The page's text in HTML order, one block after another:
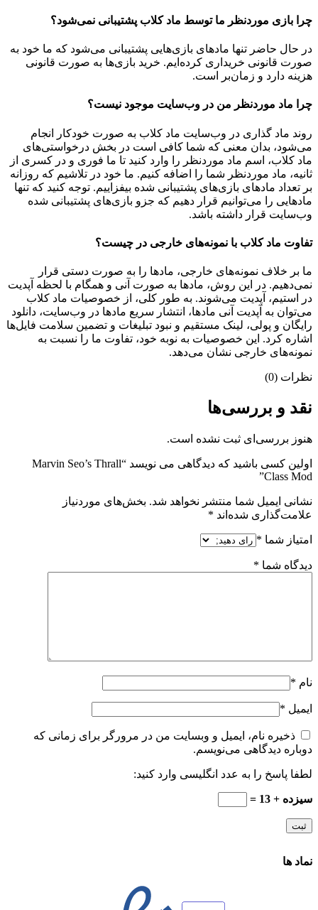
چرا بازی موردنظر ما توسط ماد کلاب پشتیبانی نمی‌شود؟
در حال حاضر تنها مادهای بازی‌هایی پشتیبانی می‌شود که ما خود به
صورت قانونی خریداری کرده‌ایم. خرید بازی‌ها به صورت قانونی
هزینه دارد و زمان‌بر است.
چرا ماد موردنظر من در وب‌سایت موجود نیست؟
روند ماد گذاری در وب‌سایت ماد کلاب به صورت خودکار انجام
می‌شود، بدان معنی که شما کافی است در بخش درخواستی‌های
ماد کلاب، اسم ماد موردنظر را وارد کنید تا ما فوری و در کسری از
ثانیه، ماد موردنظر شما را اضافه کنیم. ما خود در تلاشیم که روزانه
بر تعداد مادهای بازی‌های پشتیبانی شده بیفزاییم. توجه کنید که تنها
مادهایی را می‌توانیم قرار دهیم که جزو بازی‌های پشتیبانی شده
وب‌سایت قرار داشته باشد.
تفاوت ماد کلاب با نمونه‌های خارجی در چیست؟
ما بر خلاف نمونه‌های خارجی، مادها را به صورت دستی قرار
نمی‌دهیم. در این روش، مادها به صورت آنی و همگام با لحظه آپدیت
در استیم، آپدیت می‌شوند. به طور کلی، از خصوصیات ماد کلاب
می‌‌توان به آپدیت آنی مادها، انتشار سریع مادها در وب‌سایت، دانلود
رایگان و پولی، لینک مستقیم و نبود تبلیغات و تضمین سلامت فایل‌ها
اشاره کرد. این خصوصیات به نوبه خود، تفاوت ما را نسبت به
نمونه‌های خارجی نشان می‌دهد.
نظرات (0)
نقد و بررسی‌ها
هنوز بررسی‌ای ثبت نشده است.
اولین کسی باشید که دیدگاهی می نویسد “Marvin Seo’s Thrall
Class Mod”
نشانی ایمیل شما منتشر نخواهد شد. بخش‌های موردنیاز
علامت‌گذاری شده‌اند *
امتیاز شما *
دیدگاه شما *
نام *
ایمیل *
ذخیره نام، ایمیل و وبسایت من در مرورگر برای زمانی که
دوباره دیدگاهی می‌نویسم.
لطفا پاسخ را به عدد انگلیسی وارد کنید:
سیزده + 13 =
نماد ها